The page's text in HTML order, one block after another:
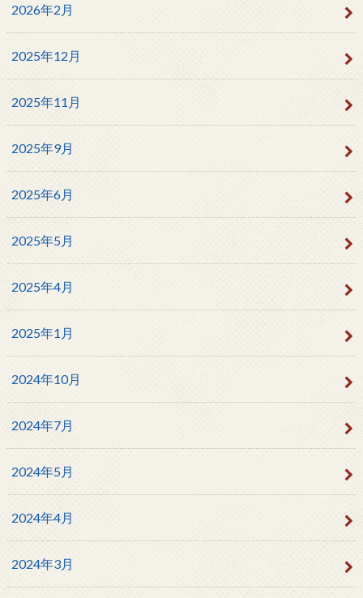
2026年2月
2025年12月
2025年11月
2025年9月
2025年6月
2025年5月
2025年4月
2025年1月
2024年10月
2024年7月
2024年5月
2024年4月
2024年3月